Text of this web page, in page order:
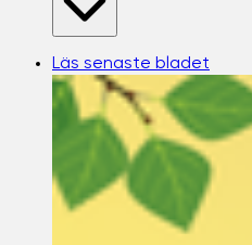
Läs senaste bladet